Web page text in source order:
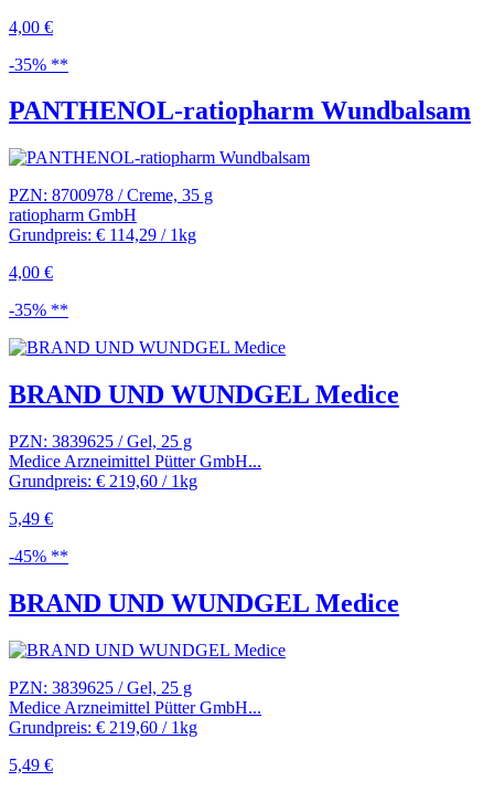
4,00 €
-35% **
PANTHENOL-ratiopharm Wundbalsam
PZN: 8700978 / Creme, 35 g
ratiopharm GmbH
Grundpreis: € 114,29 / 1kg
4,00 €
-35% **
BRAND UND WUNDGEL Medice
PZN: 3839625 / Gel, 25 g
Medice Arzneimittel Pütter GmbH...
Grundpreis: € 219,60 / 1kg
5,49 €
-45% **
BRAND UND WUNDGEL Medice
PZN: 3839625 / Gel, 25 g
Medice Arzneimittel Pütter GmbH...
Grundpreis: € 219,60 / 1kg
5,49 €